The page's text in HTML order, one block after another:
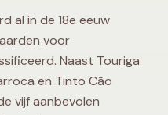
al in de 18e eeuw
voor
Naast Touriga
en Tinto Cão
vijf aanbevolen